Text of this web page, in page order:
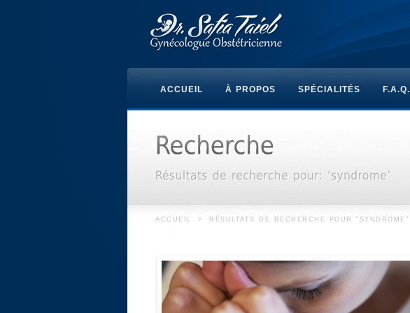
ACCUEIL À PROPOS SPÉCIALITÉS F.A.Q.
ACCUEIL > RÉSULTATS DE RECHERCHE POUR "SYNDROME"